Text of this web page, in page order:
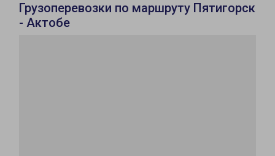
Грузоперевозки по маршруту Пятигорск
- Актобе